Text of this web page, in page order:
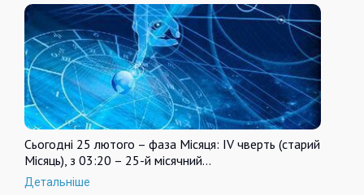
Сьогодні 25 лютого – фаза Місяця: IV чверть (старий
Місяць), з 03:20 – 25-й місячний…
Детальніше